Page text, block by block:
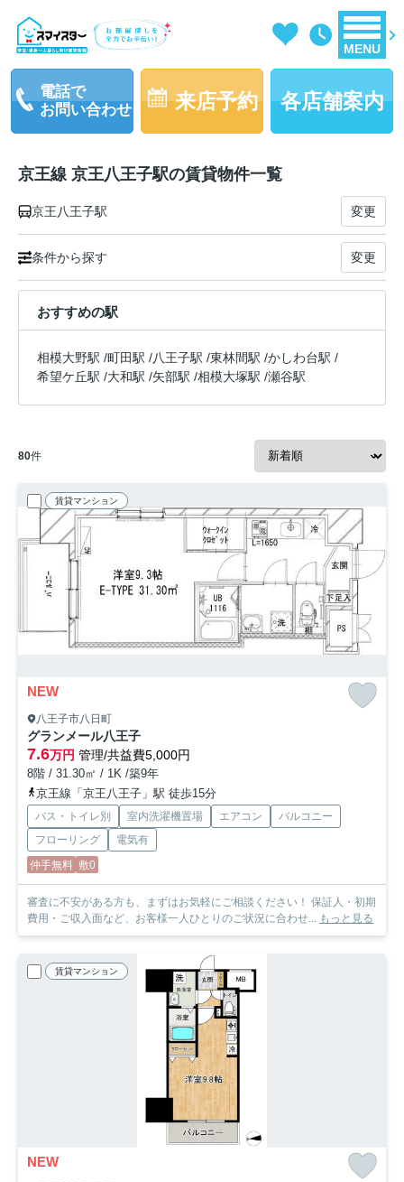
MENU
電話で
お問い合わせ
来店予約 各店舗案内
京王線 京王八王子駅の賃貸物件一覧
京王八王子駅 変更
条件から探す 変更
おすすめの駅
相模大野駅 /町田駅 /八王子駅 /東林間駅 /かしわ台駅 /
希望ケ丘駅 /大和駅 /矢部駅 /相模大塚駅 /瀬谷駅
80件
賃貸マンション
NEW
八王子市八日町
グランメール八王子
7.6万円 管理/共益費5,000円
8階 / 31.30㎡ / 1K /築9年
京王線「京王八王子」駅 徒歩15分
バス・トイレ別 室内洗濯機置場 エアコン
バルコニー
フローリング
電気有
仲手無料 敷0
審査に不安がある方も、まずはお気軽にご相談ください！ 保証人・初期
費用・ご収入面など、お客様一人ひとりのご状況に合わせ... もっと見る
賃貸マンション
NEW